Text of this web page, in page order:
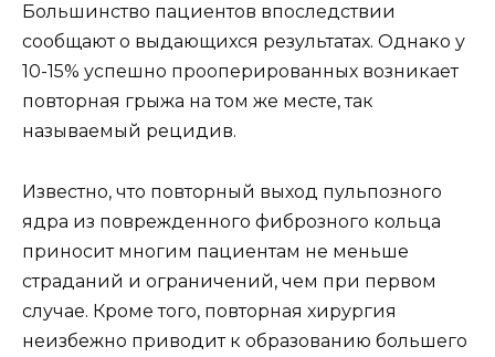
Большинство пациентов впоследствии
сообщают о выдающихся результатах. Однако у
10-15% успешно прооперированных возникает
повторная грыжа на том же месте, так
называемый рецидив.
Известно, что повторный выход пульпозного
ядра из поврежденного фиброзного кольца
приносит многим пациентам не меньше
страданий и ограничений, чем при первом
случае. Кроме того, повторная хирургия
неизбежно приводит к образованию большего